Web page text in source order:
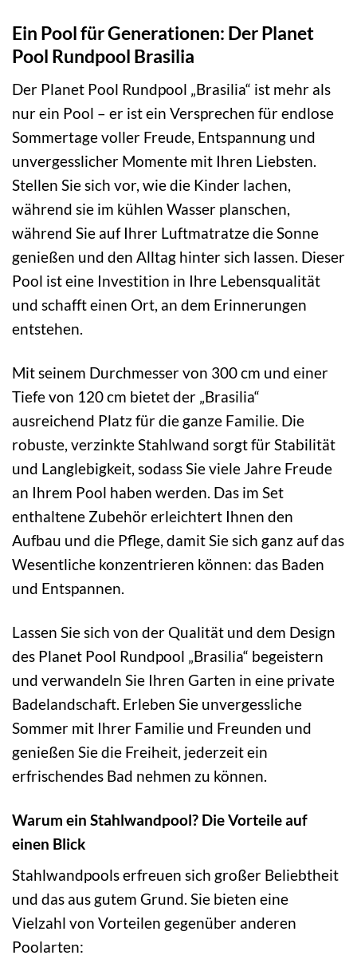
Ein Pool für Generationen: Der Planet
Pool Rundpool Brasilia
Der Planet Pool Rundpool „Brasilia“ ist mehr als
nur ein Pool – er ist ein Versprechen für endlose
Sommertage voller Freude, Entspannung und
unvergesslicher Momente mit Ihren Liebsten.
Stellen Sie sich vor, wie die Kinder lachen,
während sie im kühlen Wasser planschen,
während Sie auf Ihrer Luftmatratze die Sonne
genießen und den Alltag hinter sich lassen. Dieser
Pool ist eine Investition in Ihre Lebensqualität
und schafft einen Ort, an dem Erinnerungen
entstehen.
Mit seinem Durchmesser von 300 cm und einer
Tiefe von 120 cm bietet der „Brasilia“
ausreichend Platz für die ganze Familie. Die
robuste, verzinkte Stahlwand sorgt für Stabilität
und Langlebigkeit, sodass Sie viele Jahre Freude
an Ihrem Pool haben werden. Das im Set
enthaltene Zubehör erleichtert Ihnen den
Aufbau und die Pflege, damit Sie sich ganz auf das
Wesentliche konzentrieren können: das Baden
und Entspannen.
Lassen Sie sich von der Qualität und dem Design
des Planet Pool Rundpool „Brasilia“ begeistern
und verwandeln Sie Ihren Garten in eine private
Badelandschaft. Erleben Sie unvergessliche
Sommer mit Ihrer Familie und Freunden und
genießen Sie die Freiheit, jederzeit ein
erfrischendes Bad nehmen zu können.
Warum ein Stahlwandpool? Die Vorteile auf
einen Blick
Stahlwandpools erfreuen sich großer Beliebtheit
und das aus gutem Grund. Sie bieten eine
Vielzahl von Vorteilen gegenüber anderen
Poolarten: